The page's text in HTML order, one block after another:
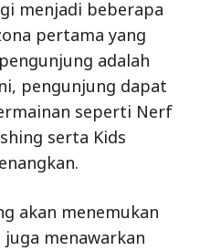
menjadi beberapa
pertama yang
adalah
pengunjung dapat
seperti Nerf
serta Kids
akan menemukan
juga menawarkan